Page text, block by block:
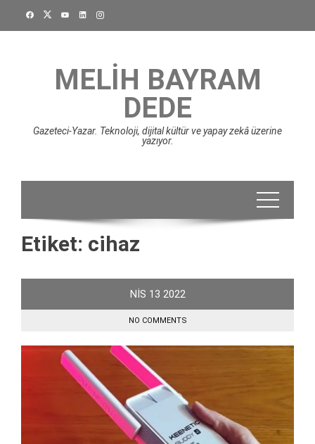
MELIH BAYRAM
DEDE
Gazeteci-Yazar. Teknoloji, dijital kültür ve yapay zekâ üzerine
yazıyor.
Etiket: cihaz
NIS 13 2022
NO COMMENTS